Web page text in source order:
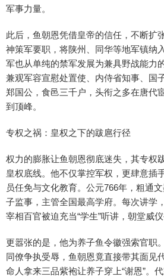
军事力量。
此后，鱼朝恩凭借皇帝的信任，不断扩
神策军要职，将陕州、同华等地军镇纳
军也从单纯的禁军发展为兼具野战能力
兼观军容宣慰处置使、内侍省知事、国
郑国公，食邑三千户，头衔之多在唐代
到顶峰。
专权之祸：皇权之下的跋扈行径
权力的膨胀让鱼朝恩彻底迷失，其专权
皇权底线。他不仅掌控军权，更肆意插
员任免与文化教育。公元766年，粗通
子监事，主管全国最高学府。每次讲学
宰相百官被迫充当“学生”听讲，朝堂威仪
更嚣张的是，他为养子鱼令徽强索官职
同僚争执受辱，鱼朝恩竟直接带其面见
命人拿来三品紫袍让养子穿上“谢恩”。